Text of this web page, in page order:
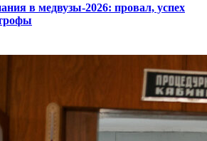
в медвузы-2026: провал, успех